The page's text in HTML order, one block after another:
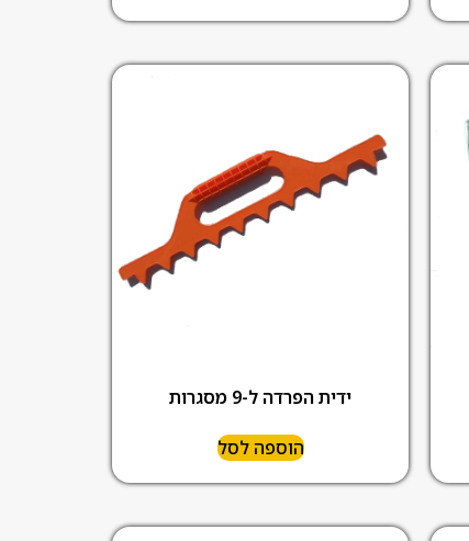
ידית הפרדה ל-9 מסגרות
הוספה לסל